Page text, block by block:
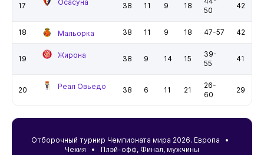
17 Осасуна 38 11 9 18
50
42
18 Мальорка 38 11 9 18 47-57 42
19 Жирона 38 9 14 15
39-
55
41
20 Реал Овьедо 38 6 11 21
26-
60
29
Отборочный турнир Чемпионата мира 2026. Европа •
Чехия • Плэй-офф, Финал, мужчины